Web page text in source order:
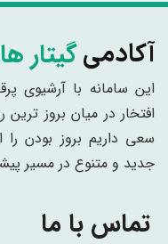
آکادمیگیتار
این سامانه با آرشیوی
افتخار در میان بروز
سعی داریم بروز بودن را
جدید و متنوع در مسیر
تماس با ما